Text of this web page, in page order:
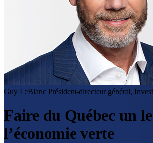
Guy LeBlanc Président-directeur général,
Faire du Québec un
l’économie verte